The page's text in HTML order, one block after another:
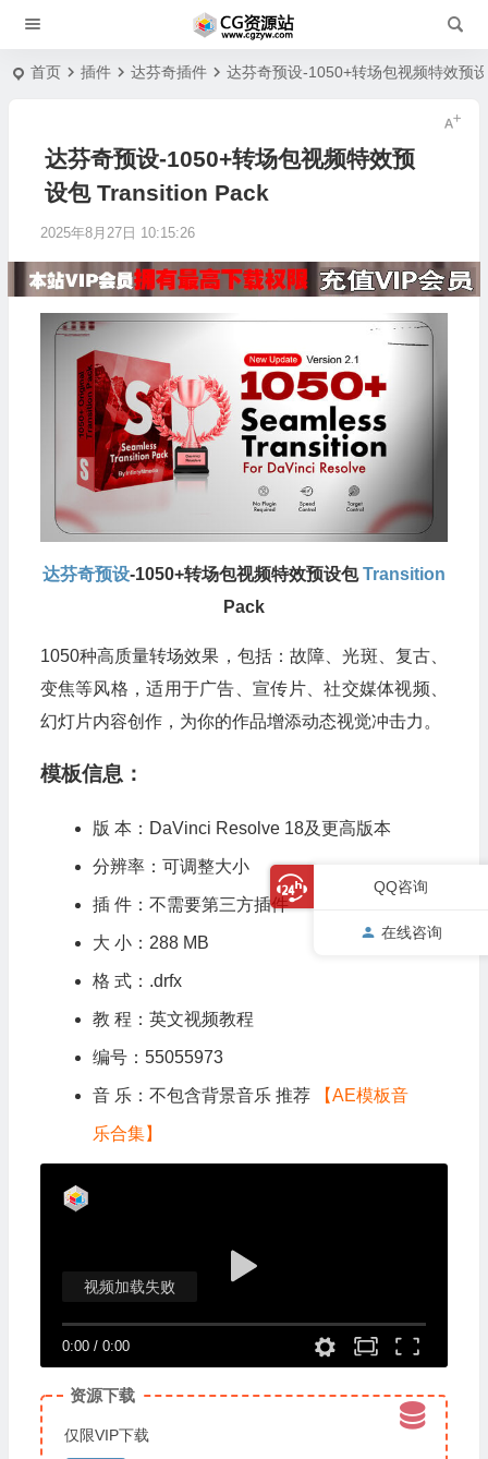
首页 插件 达芬奇插件 达芬奇预设-1050+转场包视频特效预
达芬奇预设-1050+转场包视频特效预
设包 Transition Pack
2025年8月27日 10:15:26
达芬奇预设-1050+转场包视频特效预设包Transition
Pack
1050种高质量转场效果，包括：故障、光斑、复古、
变焦等风格，适用于广告、宣传片、社交媒体视频、
幻灯片内容创作，为你的作品增添动态视觉冲击力。
模板信息：
版 本：DaVinci Resolve 18及更高版本
分辨率：可调整大小
插 件：不需要第三方插件
大 小：288 MB
格 式：.drfx
教 程：英文视频教程
编号：55055973
音 乐：不包含背景音乐 推荐 【AE模板音
乐合集】
0:00/ 0:00
视频加载失败
资源下载
仅限VIP下载
QQ咨询
在线咨询